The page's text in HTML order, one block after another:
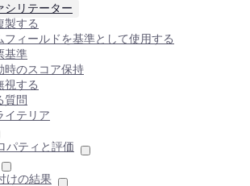
シリテーター
製する
フィールドを基準として使用する
基準
時のスコア保持
視する
質問
イテリア
パティと評価
けの結果